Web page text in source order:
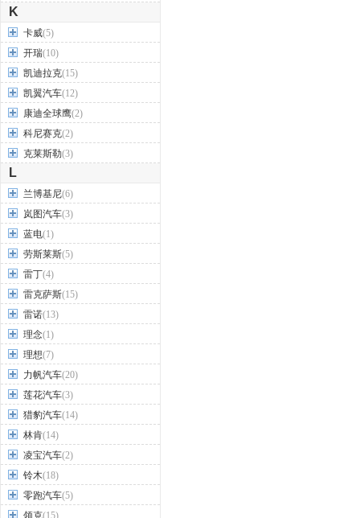
K
卡威(5)
开瑞(10)
凯迪拉克(15)
凯翼汽车(12)
康迪全球鹰(2)
科尼赛克(2)
克莱斯勒(3)
L
兰博基尼(6)
岚图汽车(3)
蓝电(1)
劳斯莱斯(5)
雷丁(4)
雷克萨斯(15)
雷诺(13)
理念(1)
理想(7)
力帆汽车(20)
莲花汽车(3)
猎豹汽车(14)
林肯(14)
凌宝汽车(2)
铃木(18)
零跑汽车(5)
领克(15)